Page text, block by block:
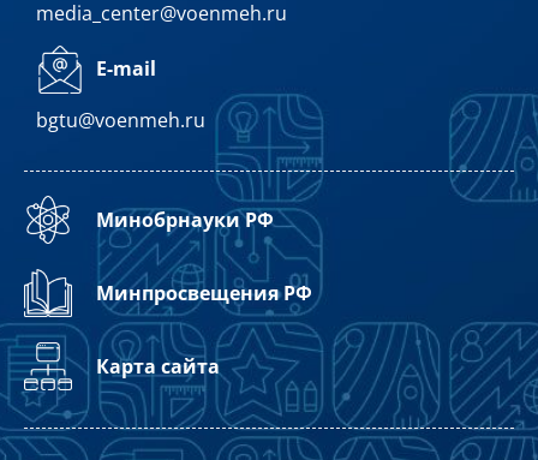
media_center@voenmeh.ru
E-mail
bgtu@voenmeh.ru
Минобрнауки РФ
Минпросвещения РФ
Карта сайта